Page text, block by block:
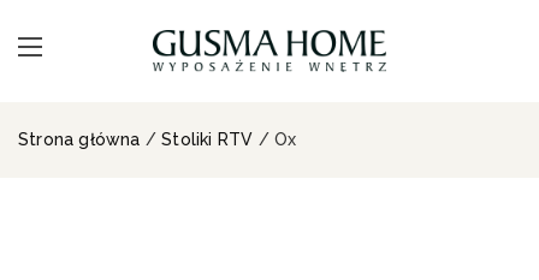
Strona główna /Stoliki RTV / Ox